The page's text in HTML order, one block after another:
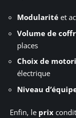
Modularité et
Volume de
places
Choix de
électrique
Niveau
Enfin, le prix